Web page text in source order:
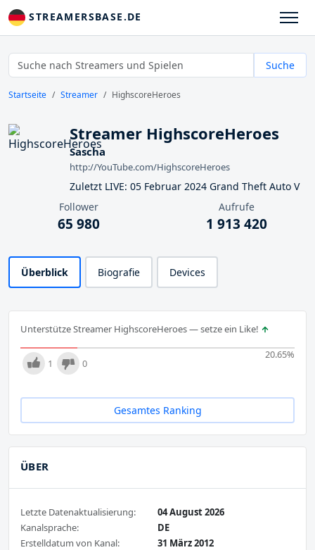
STREAMERSBASE.DE
Suche
Startseite Streamer HighscoreHeroes
Streamer HighscoreHeroes
Sascha
http://YouTube.com/HighscoreHeroes
Zuletzt LIVE: 05 Februar 2024 Grand Theft Auto V
Follower
65 980
Aufrufe
1 913 420
Überblick Biografie Devices
Unterstütze Streamer HighscoreHeroes — setze ein Like!
20.65%
1 0
Gesamtes Ranking
ÜBER
Letzte Datenaktualisierung:
04 August 2026
Kanalsprache:
DE
Erstelldatum von Kanal:
31 März 2012